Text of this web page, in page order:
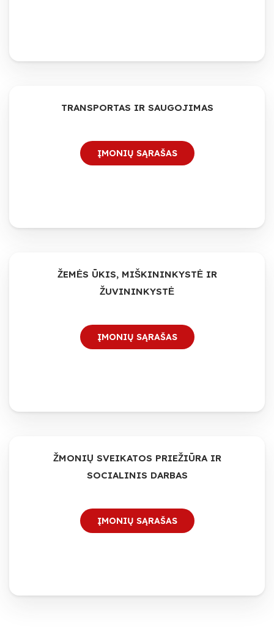
TRANSPORTAS IR SAUGOJIMAS
ĮMONIŲ SĄRAŠAS
ŽEMĖS ŪKIS, MIŠKININKYSTĖ IR
ŽUVININKYSTĖ
ĮMONIŲ SĄRAŠAS
ŽMONIŲ SVEIKATOS PRIEŽIŪRA IR
SOCIALINIS DARBAS
ĮMONIŲ SĄRAŠAS